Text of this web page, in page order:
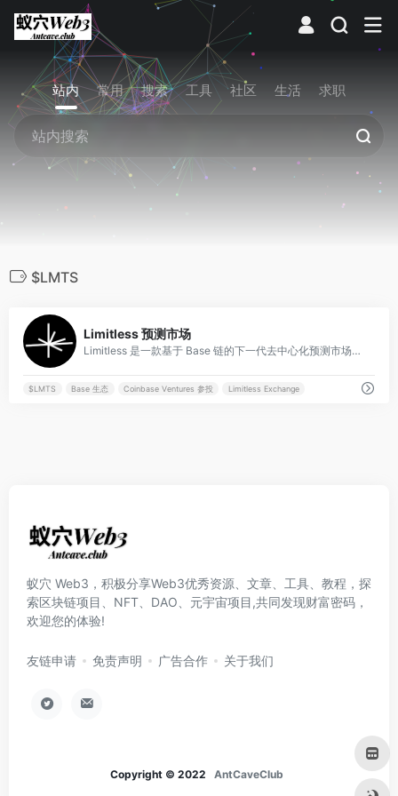
站内 常用 搜索 工具 社区 生活 求职
$LMTS
Limitless 预测市场
Limitless 是一款基于 Base 链的下一代去中心化预测市场平台，主打高频、低成本的事件预测与交易体验。
$LMTS Base 生态 Coinbase Ventures 参投 Limitless Exchange
蚁穴 Web3，积极分享Web3优秀资源、文章、工具、教程，探
索区块链项目、NFT、DAO、元宇宙项目,共同发现财富密码，
欢迎您的体验!
友链申请 免责声明 广告合作 关于我们
Copyright © 2022 AntCaveClub